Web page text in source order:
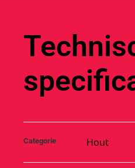
Categorie Hout